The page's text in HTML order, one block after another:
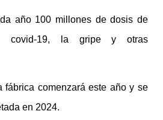
año 100 millones de dosis de
covid-19, la gripe y otras
fábrica comenzará este año y se
en 2024.